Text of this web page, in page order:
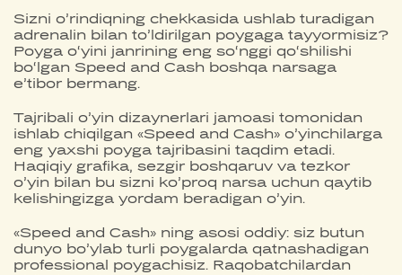
Sizni o’rindiqning chekkasida ushlab turadigan
adrenalin bilan to’ldirilgan poygaga tayyormisiz?
Poyga o‘yini janrining eng so‘nggi qo‘shilishi
bo‘lgan Speed and Cash boshqa narsaga
e’tibor bermang.
Tajribali o’yin dizaynerlari jamoasi tomonidan
ishlab chiqilgan «Speed and Cash» o’yinchilarga
eng yaxshi poyga tajribasini taqdim etadi.
Haqiqiy grafika, sezgir boshqaruv va tezkor
o’yin bilan bu sizni ko’proq narsa uchun qaytib
kelishingizga yordam beradigan o’yin.
«Speed and Cash» ning asosi oddiy: siz butun
dunyo bo’ylab turli poygalarda qatnashadigan
professional poygachisiz. Raqobatchilardan